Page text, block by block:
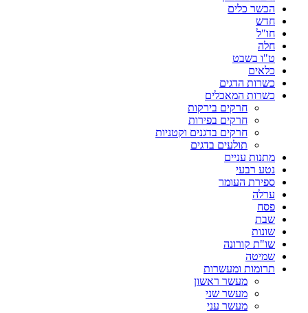
הכשר כלים
חדש
חו"ל
חלה
ט"ו בשבט
כלאים
כשרות הדגים
כשרות המאכלים
חרקים בירקות
חרקים בפירות
חרקים בדגנים וקטניות
תולעים בדגים
מתנות עניים
נטע רבעי
ספירת העומר
ערלה
פסח
שבת
שונות
שו"ת קורונה
שמיטה
תרומות ומעשרות
מעשר ראשון
מעשר שני
מעשר עני